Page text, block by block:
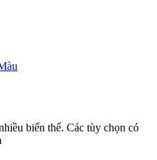
biến thể. Các tùy chọn có